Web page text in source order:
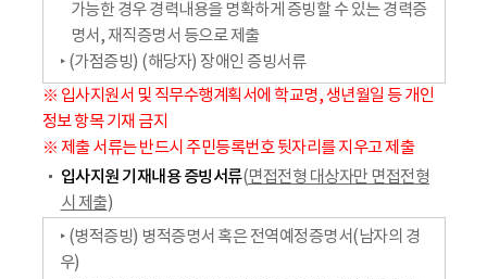
가능한 경우 경력내용을 명확하게 증빙할 수 있는 경력증
명서, 재직증명서 등으로 제출
‣ (가점증빙) (해당자) 장애인 증빙서류
※ 입사지원서 및 직무수행계획서에 학교명, 생년월일 등 개인
정보 항목 기재 금지
※ 제출 서류는 반드시 주민등록번호 뒷자리를 지우고 제출
입사지원 기재내용 증빙서류(면접전형 대상자만 면접전형
시 제출)
‣ (병적증빙) 병적증명서 혹은 전역예정증명서(남자의 경
우)